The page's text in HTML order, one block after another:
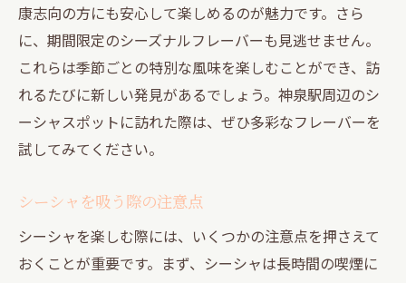
神泉駅で新フレーバーを試す楽しみ
シーシャフレーバーのトレンドを追う
新フレーバーの選び方とおすすめ
神泉駅でのフレーバー探しの旅
フレーバー選びでシーシャをより楽しむ
康志向の方にも安心して楽しめるのが魅力です。さら
に、期間限定のシーズナルフレーバーも見逃せません。
これらは季節ごとの特別な風味を楽しむことができ、訪
れるたびに新しい発見があるでしょう。神泉駅周辺のシ
ーシャスポットに訪れた際は、ぜひ多彩なフレーバーを
試してみてください。
シーシャを吸う際の注意点
シーシャを楽しむ際には、いくつかの注意点を押さえて
おくことが重要です。まず、シーシャは長時間の喫煙に